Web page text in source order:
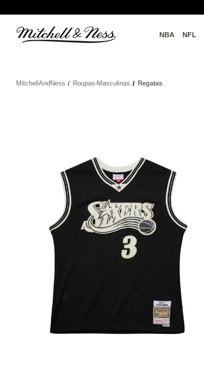
NBA NFL
MitchellAndNess Roupas-Masculinas Regatas